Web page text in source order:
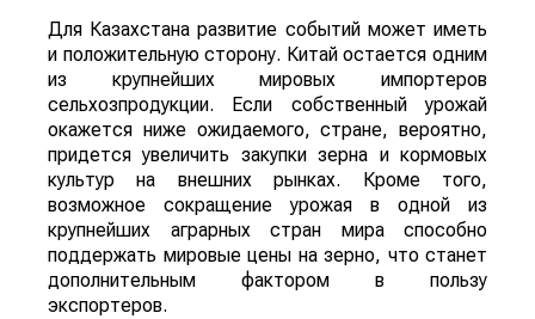
Для Казахстана развитие событий может иметь
и положительную сторону. Китай остается одним
из крупнейших мировых импортеров
сельхозпродукции. Если собственный урожай
окажется ниже ожидаемого, стране, вероятно,
придется увеличить закупки зерна и кормовых
культур на внешних рынках. Кроме того,
возможное сокращение урожая в одной из
крупнейших аграрных стран мира способно
поддержать мировые цены на зерно, что станет
дополнительным фактором в пользу
экспортеров.